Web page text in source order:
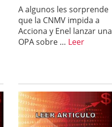
A algunos les sorprende
que la CNMV impida a
Acciona y Enel lanzar una
OPA sobre … Leer